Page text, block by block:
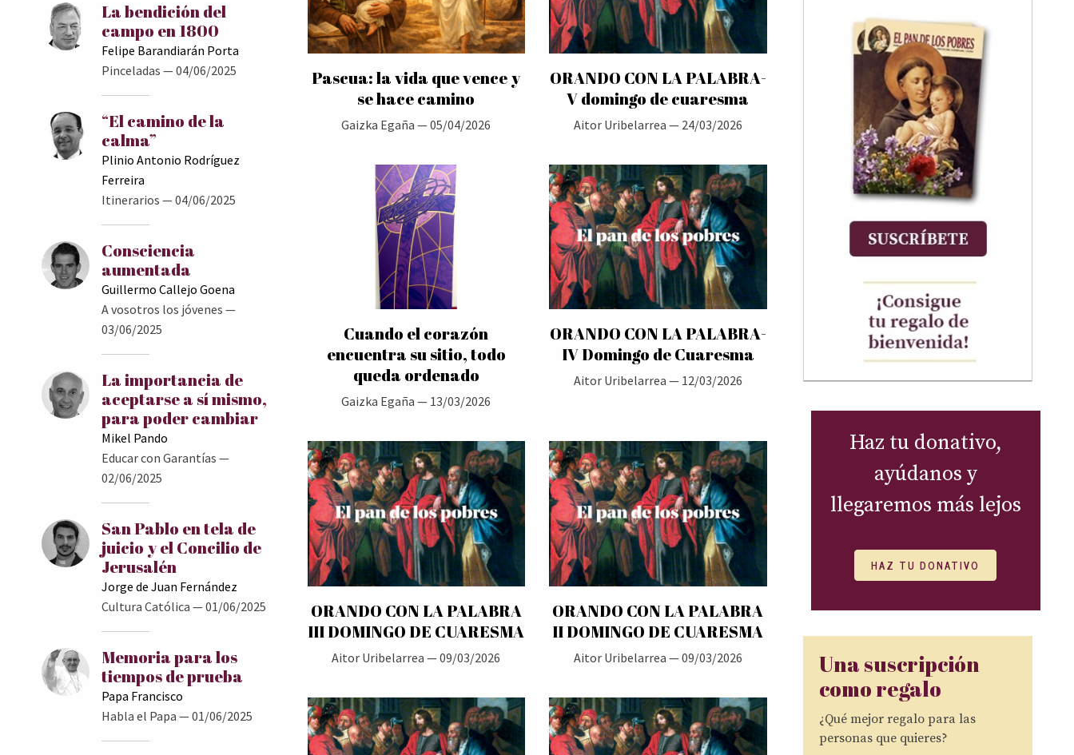
Pascua: la vida que vence y
se hace camino
Gaizka Egaña —05/04/2026
ORANDO CON LA PALABRA-
V domingo de cuaresma
Aitor Uribelarrea — 24/03/2026
Cuando el corazón
encuentra su sitio, todo
queda ordenado
Gaizka Egaña — 13/03/2026
ORANDO CON LA PALABRA-
IV Domingo de Cuaresma
Aitor Uribelarrea — 12/03/2026
ORANDO CON LA PALABRA
III DOMINGO DE CUARESMA
Aitor Uribelarrea —09/03/2026
ORANDO CON LA PALABRA
II DOMINGO DE CUARESMA
Aitor Uribelarrea —09/03/2026
La bendición del
campo en 1800
Felipe Barandiarán Porta
Pinceladas — 04/06/2025
“El camino de la
calma”
Plinio Antonio Rodríguez
Ferreira
Itinerarios — 04/06/2025
Consciencia
aumentada
Guillermo Callejo Goena
A vosotros los jóvenes —
03/06/2025
La importancia de
aceptarse a sí mismo,
para poder cambiar
Mikel Pando
Educar con Garantías —
02/06/2025
San Pablo en tela de
juicio y el Concilio de
Jerusalén
Jorge de Juan Fernández
Cultura Católica — 01/06/2025
Memoria para los
tiempos de prueba
Papa Francisco
Habla el Papa — 01/06/2025
Haz tu donativo,
ayúdanos y
llegaremos más lejos
HAZ TU DONATIVO
Una suscripción
como regalo
¿Qué mejor regalo para las
personas que quieres?